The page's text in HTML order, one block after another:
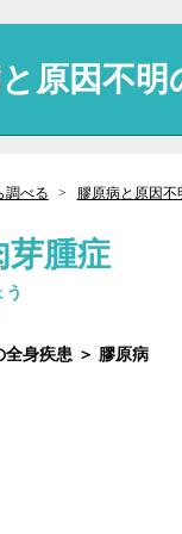
原因不明
調べる 膠原病と原因不
芽腫症
身疾患 ＞ 膠原病